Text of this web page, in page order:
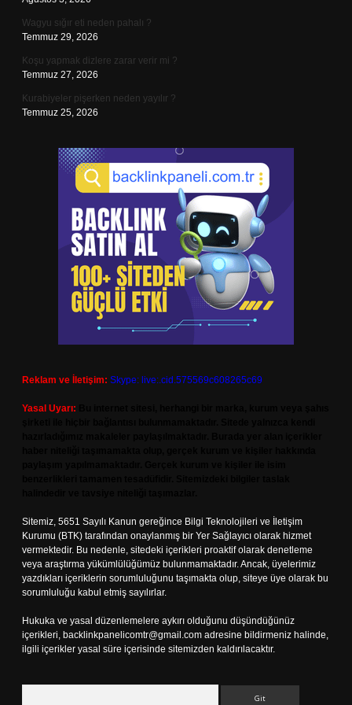
Wagyu sığır eti neden pahalı ?
Temmuz 29, 2026
Koşu yapmak dizlere zarar verir mi ?
Temmuz 27, 2026
Kurabiyeler pişerken neden yayılır ?
Temmuz 25, 2026
Reklam ve İletişim: Skype: live:.cid.575569c608265c69
Yasal Uyarı:
Sitemiz, 5651 Sayılı Kanun gereğince Bilgi Teknolojileri ve İletişim
Kurumu (BTK) tarafından onaylanmış bir Yer Sağlayıcı olarak hizmet
vermektedir. Bu nedenle, sitedeki içerikleri proaktif olarak denetleme
veya araştırma yükümlülüğümüz bulunmamaktadır. Ancak, üyelerimiz
yazdıkları içeriklerin sorumluluğunu taşımakta olup, siteye üye olarak bu
sorumluluğu kabul etmiş sayılırlar.
Hukuka ve yasal düzenlemelere aykırı olduğunu düşündüğünüz
içerikleri, backlinkpanelicomtr@gmail.com adresine bildirmeniz halinde,
ilgili içerikler yasal süre içerisinde sitemizden kaldırılacaktır.